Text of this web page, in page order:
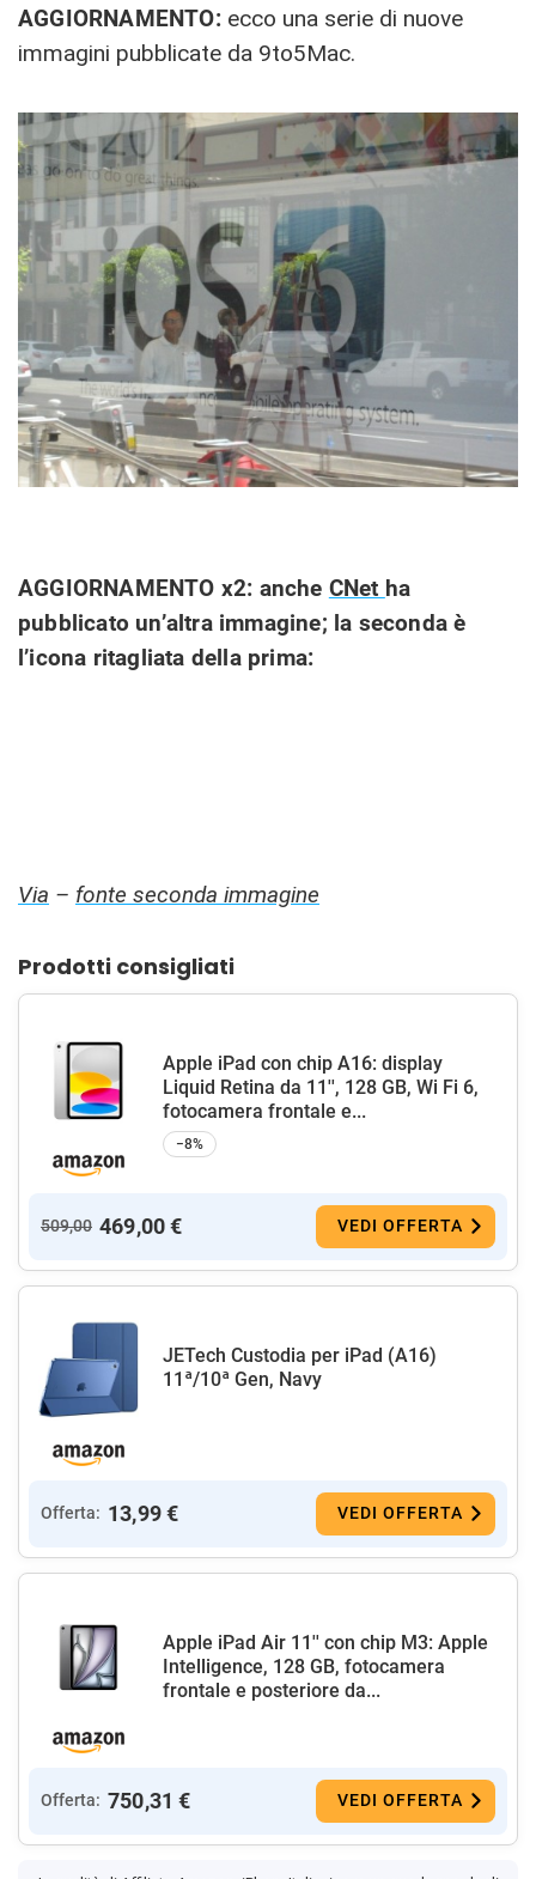
AGGIORNAMENTO: ecco una serie di nuove
immagini pubblicate da 9to5Mac.
AGGIORNAMENTO x2: anche CNet ha
pubblicato un’altra immagine; la seconda è
l’icona ritagliata della prima:
Via – fonte seconda immagine
Prodotti consigliati
Apple iPad con chip A16: display
Liquid Retina da 11'', 128 GB, Wi Fi 6,
fotocamera frontale e...
−8%
509,00 469,00 € VEDI OFFERTA
JETech Custodia per iPad (A16)
11ª/10ª Gen, Navy
Offerta: 13,99 € VEDI OFFERTA
Apple iPad Air 11'' con chip M3: Apple
Intelligence, 128 GB, fotocamera
frontale e posteriore da...
Offerta: 750,31 € VEDI OFFERTA